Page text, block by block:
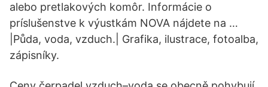
alebo pretlakových komôr. Informácie o
príslušenstve k výustkám NOVA nájdete na …
|Půda, voda, vzduch.| Grafika, ilustrace, fotoalba,
zápisníky.